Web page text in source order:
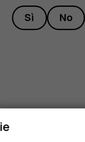
Sì No